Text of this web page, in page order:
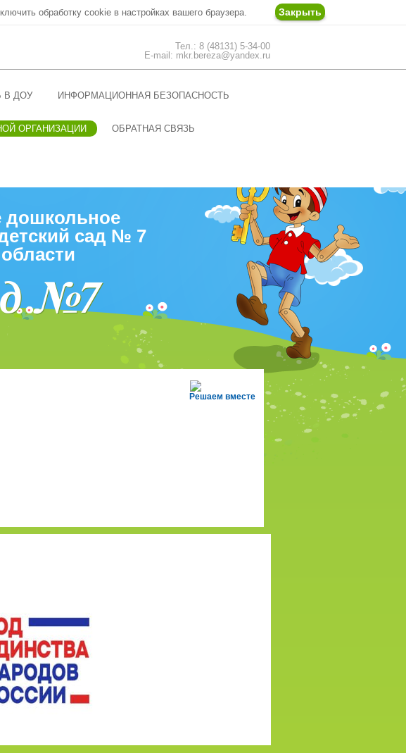
обработку cookie в настройках вашего браузера. Закрыть
Тел.: 8 (48131) 5-34-00
E-mail: mkr.bereza@yandex.ru
В ДОУ ИНФОРМАЦИОННАЯ БЕЗОПАСНОСТЬ
ОРГАНИЗАЦИИ ОБРАТНАЯ СВЯЗЬ
дошкольное
сад № 7
№7
Решаем вместе